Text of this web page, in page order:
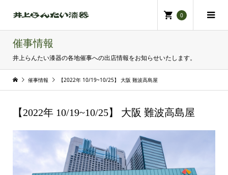
0
催事情報
井上らんたい漆器の各地催事への出店情報をお知らせいたします。
催事情報 【2022年 10/19~10/25】 大阪 難波高島屋
【2022年 10/19~10/25】 大阪 難波高島屋